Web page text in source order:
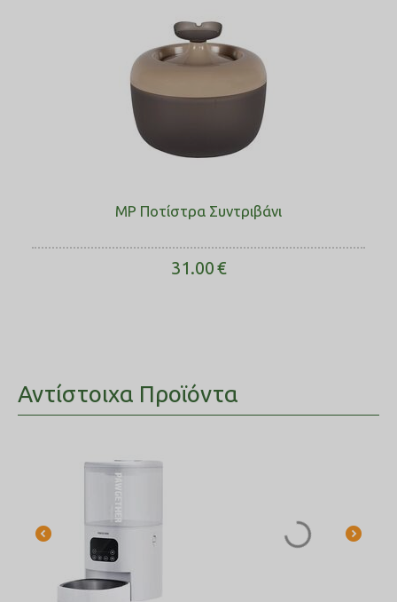
MP Ποτίστρα Συντριβάνι
31.00€
Αντίστοιχα Προϊόντα